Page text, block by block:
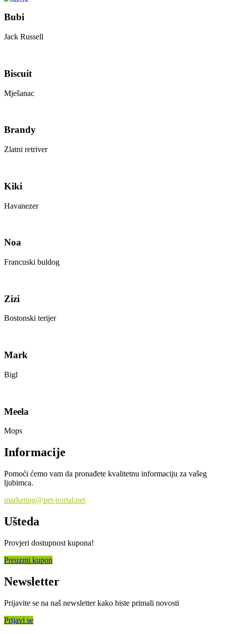
Bubi
Jack Russell
Biscuit
Mješanac
Brandy
Zlatni retriver
Kiki
Havanezer
Noa
Francuski buldog
Zizi
Bostonski terijer
Mark
Bigl
Meela
Mops
Informacije
Pomoći ćemo vam da pronađete kvalitetnu informaciju za vašeg
ljubimca.
marketing@pet-portal.net
Ušteda
Provjeri dostupnost kupona!
Preuzmi kupon
Newsletter
Prijavite se na naš newsletter kako biste primali novosti
Prijavi se